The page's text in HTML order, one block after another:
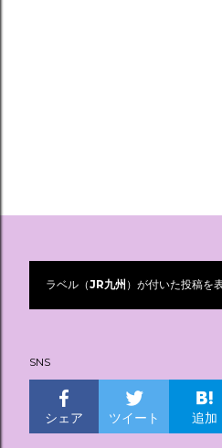
投ラベル（JR九州 ）が付いた投稿を
SNS
シェア ツイート 追加